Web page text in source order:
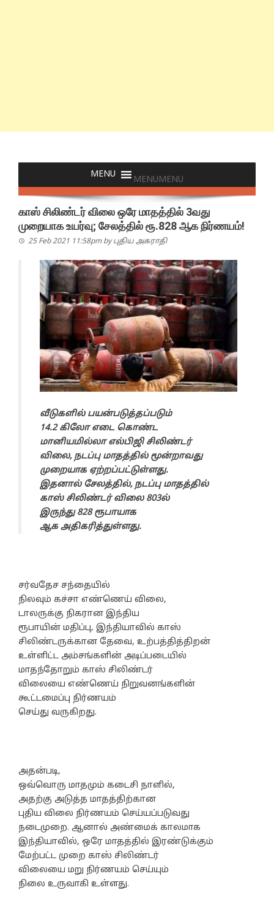
MENUMENU
காஸ் சிலிண்டர் விலை ஒரே மாதத்தில் 3வது
முறையாக உயர்வு; சேலத்தில் ரூ.828 ஆக நிர்ணயம்!
25 Feb 2021 11:58pm byபுதிய அகராதி
வீடுகளில் பயன்படுத்தப்படும்
14.2 கிலோ எடை கொண்ட
மானியமில்லா எல்பிஜி சிலிண்டர்
விலை, நடப்பு மாதத்தில் மூன்றாவது
முறையாக ஏற்றப்பட்டுள்ளது.
இதனால் சேலத்தில், நடப்பு மாதத்தில்
காஸ் சிலிண்டர் விலை 803ல்
இருந்து 828 ரூபாயாக
ஆக அதிகரித்துள்ளது.
சர்வதேச சந்தையில்
நிலவும் கச்சா எண்ணெய் விலை,
டாலருக்கு நிகரான இந்திய
ரூபாயின் மதிப்பு, இந்தியாவில் காஸ்
சிலிண்டருக்கான தேவை, உற்பத்தித்திறன்
உள்ளிட்ட அம்சங்களின் அடிப்படையில்
மாதந்தோறும் காஸ் சிலிண்டர்
விலையை எண்ணெய் நிறுவனங்களின்
கூட்டமைப்பு நிர்ணயம்
செய்து வருகிறது.
அதன்படி,
ஒவ்வொரு மாதமும் கடைசி நாளில்,
அதற்கு அடுத்த மாதத்திற்கான
புதிய விலை நிர்ணயம் செய்யப்படுவது
நடைமுறை. ஆனால் அண்மைக் காலமாக
இந்தியாவில், ஒரே மாதத்தில் இரண்டுக்கும்
மேற்பட்ட முறை காஸ் சிலிண்டர்
விலையை மறு நிர்ணயம் செய்யும்
நிலை உருவாகி உள்ளது.